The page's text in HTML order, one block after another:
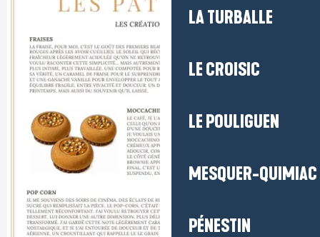
LA TURBALLE
LE CROISIC
LE POULIGUEN
MESQUER-QUIMIAC
PÉNESTIN